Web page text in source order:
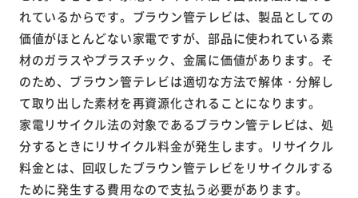
れているからです。ブラウン管テレビは、製品としての
価値がほとんどない家電ですが、部品に使われている素
材のガラスやプラスチック、金属に価値があります。そ
のため、ブラウン管テレビは適切な方法で解体・分解し
て取り出した素材を再資源化されることになります。
家電リサイクル法の対象であるブラウン管テレビは、処
分するときにリサイクル料金が発生します。リサイクル
料金とは、回収したブラウン管テレビをリサイクルする
ために発生する費用なので支払う必要があります。